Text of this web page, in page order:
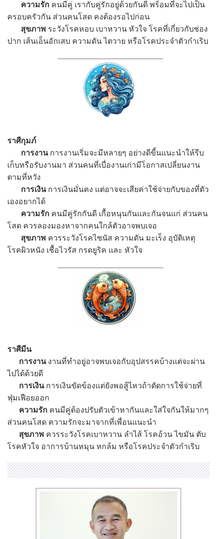
ความรัก คนมีคู่ เรากับคู่รักอยู่ด้วยกันดี พร้อมที่จะไปเป็น
ครอบครัวกัน ส่วนคนโสด คงต้องรอไปก่อน
สุขภาพ ระวังโรคหอบ เบาหวาน หัวใจ โรคที่เกี่ยวกับช่อง
ปาก เส้นเอ็นอักเสบ ความดัน ไตวาย หรือโรคประจำตัวกำเริบ
ราศีกุมภ์
การงานการงานเริ่มจะมีหลายๆ อย่างดีขี้นแนะนำให้รีบ
เก็บหรือรับงานมา ส่วนคนที่เบื่องานเก่ามีโอกาสเปลี่ยนงาน
ตามที่หวัง
การเงินการเงินมั่นคง แต่อาจจะเสียค่าใช้จ่ายกับของที่ตัว
เองอยากได้
ความรัก คนมีคู่รักกันดี เกื้อหนุนกันและกันจนแก่ ส่วนคน
โสด ควรลองมองหาจากคนใกล้ตัวอาจพบเจอ
สุขภาพ ควรระวังโรคไซนัส ความดัน มะเร็ง อุบัติเหตุ
โรคผิวหนัง เชื้อไวรัส กรดยูริค และ หัวใจ
ราศีมีน
การงานงานที่ทำอยู่อาจพบเจอกับอุปสรรคบ้างแต่จะผ่าน
ไปได้ด้วยดี
การเงินการเงินขัดข้องแต่ยังพอสู้ไหวถ้าตัดการใช้จ่ายที่
ฟุ่มเฟือยออก
ความรัก คนมีคู่ต้องปรับตัวเข้าหากันและใส่ใจกันให้มากๆ
ส่วนคนโสด ความรักจะมาจากที่เพื่อนแนะนำ
สุขภาพ ควรระวังโรคเบาหวาน ลำไส้ โรคอ้วน ไขมัน ตับ
โรคหัวใจ อาการบ้านหมุน หกล้ม หรือโรคประจำตัวกำเริบ